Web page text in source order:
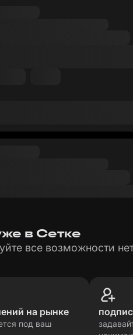
в Сетке
все возможности
на рынке
под ваш